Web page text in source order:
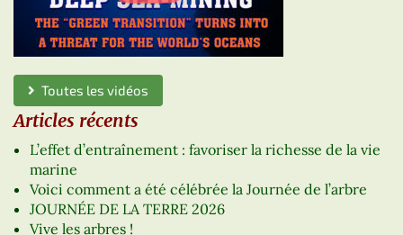
Toutes les vidéos
Articles récents
L’effet d’entraînement : favoriser la richesse de la vie
marine
Voici comment a été célébrée la Journée de l’arbre
JOURNÉE DE LA TERRE 2026
Vive les arbres !